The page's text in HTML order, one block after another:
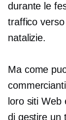
durante le
traffico
natalizie.
Ma come
loro siti Web
di gestire un